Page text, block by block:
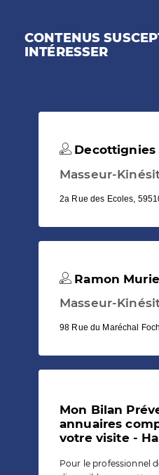
CONTENUS
INTÉRESSER
Decottignies
Masseur-
2a Rue des Ecoles,
Ramon
Masseur-
98 Rue du Maréchal
Mon Bilan
annuaires
votre visite -
Pour le professionnel